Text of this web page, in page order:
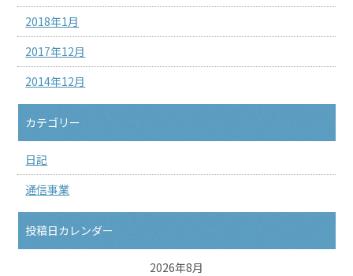
2018年1月
2017年12月
2014年12月
カテゴリー
日記
通信事業
投稿日カレンダー
2026年8月